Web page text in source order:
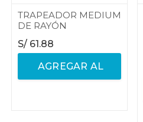
TRAPEADOR MEDIUM
DE RAYÓN
S/ 61.88
AGREGAR AL